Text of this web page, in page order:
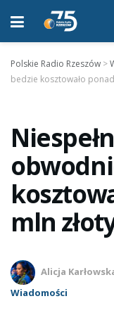
Polskie Radio Rzeszów >
bedzie kosztowało
mln
Alicja
Wiadomości